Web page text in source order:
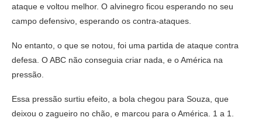
ataque e voltou melhor. O alvinegro ficou esperando no seu
campo defensivo, esperando os contra-ataques.
No entanto, o que se notou, foi uma partida de ataque contra
defesa. O ABC não conseguia criar nada, e o América na
pressão.
Essa pressão surtiu efeito, a bola chegou para Souza, que
deixou o zagueiro no chão, e marcou para o América. 1 a 1.